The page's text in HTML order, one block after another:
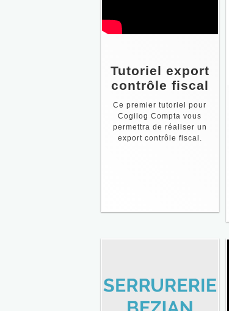
Tutoriel export
contrôle fiscal
Ce premier tutoriel pour
Cogilog Compta vous
permettra de réaliser un
export contrôle fiscal.